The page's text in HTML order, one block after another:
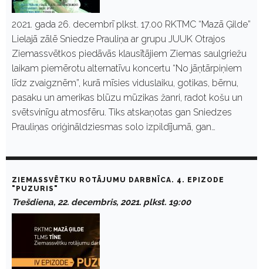
2021. gada 26. decembrī plkst. 17.00 RKTMC “Mazā Ģilde”
Lielajā zālē Sniedze Prauliņa ar grupu JUUK Otrajos
Ziemassvētkos piedāvās klausītājiem Ziemas saulgriežu
laikam piemērotu alternatīvu koncertu “No jāņtārpiņiem
līdz zvaigznēm”, kurā mīsies viduslaiku, gotikas, bērnu,
pasaku un amerikas blūzu mūzikas žanri, radot košu un
svētsvinīgu atmosfēru. Tiks atskaņotas gan Sniedzes
Prauliņas oriģināldziesmas solo izpildījumā, gan…
ZIEMASSVĒTKU ROTĀJUMU DARBNĪCA. 4. EPIZODE
"PUZURIS"
Trešdiena, 22. decembris, 2021. plkst. 19:00